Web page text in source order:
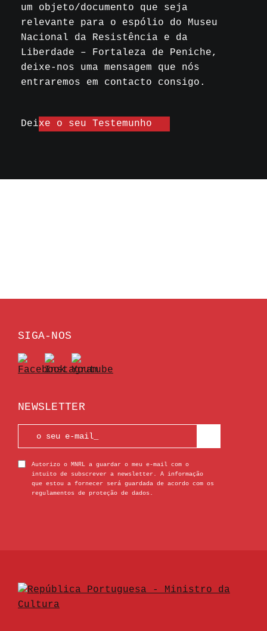
um objeto/documento que seja
relevante para o espólio do Museu
Nacional da Resistência e da
Liberdade – Fortaleza de Peniche,
deixe-nos uma mensagem que nós
entraremos em contacto consigo.
Deixe o seu Testemunho
SIGA-NOS
NEWSLETTER
Autorizo o MNRL a guardar o meu e-mail com o
intuito de subscrever a newsletter. A informação
que estou a fornecer será guardada de acordo com os
regulamentos de proteção de dados.